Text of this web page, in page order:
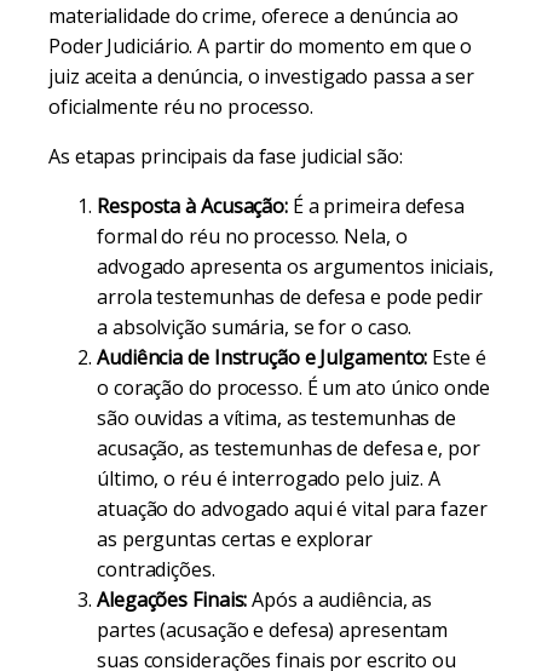
materialidade do crime, oferece a denúncia ao
Poder Judiciário. A partir do momento em que o
juiz aceita a denúncia, o investigado passa a ser
oficialmente réu no processo.
As etapas principais da fase judicial são:
Resposta à Acusação: É a primeira defesa
formal do réu no processo. Nela, o
advogado apresenta os argumentos iniciais,
arrola testemunhas de defesa e pode pedir
a absolvição sumária, se for o caso.
Audiência de Instrução e Julgamento: Este é
o coração do processo. É um ato único onde
são ouvidas a vítima, as testemunhas de
acusação, as testemunhas de defesa e, por
último, o réu é interrogado pelo juiz. A
atuação do advogado aqui é vital para fazer
as perguntas certas e explorar
contradições.
Alegações Finais:Após a audiência, as
partes (acusação e defesa) apresentam
suas considerações finais por escrito ou